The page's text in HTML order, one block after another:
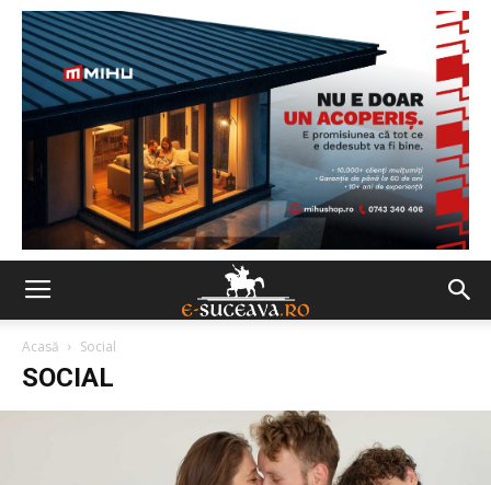
Acasă Social
SOCIAL